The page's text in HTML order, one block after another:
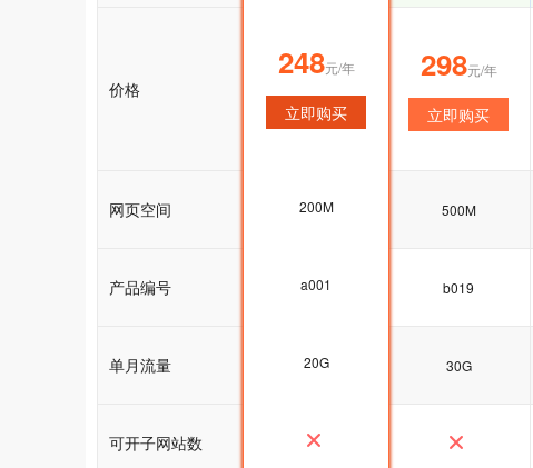
价格
248元/年
立即购买
298元/年
立即购买
网页空间 200M 500M
产品编号 a001 b019
单月流量 20G 30G
可开子网站数
248元/年
立即购买
200M
a001
20G